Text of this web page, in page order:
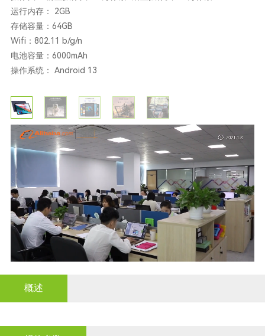
运行内存： 2GB
存储容量：64GB
Wifi：802.11 b/g/n
电池容量：6000mAh
操作系统： Android 13
概述